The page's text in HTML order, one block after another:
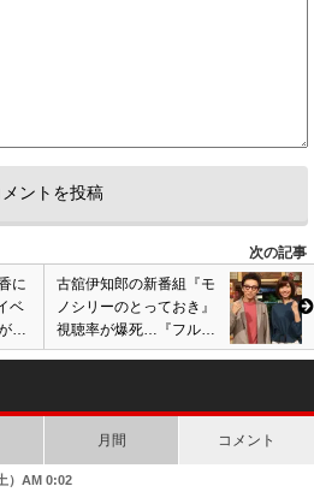
次の記事
に
ベ
接
古舘伊知郎の新番組『モ
ノシリーのとっておき』
視聴率が爆死…『フルタ
チさん』に続く大コケ、
月間 コメント
）AM 0:02